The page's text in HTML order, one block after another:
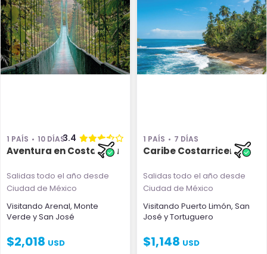
1 PAÍS 10 DÍAS3.4
Aventura en Costa Rica
Salidas todo el año desde
Ciudad de México
Visitando Arenal, Monte
Verde ySan José
$2,018 USD
1 PAÍS 7 DÍAS
Caribe Costarricense
Salidas todo el año desde
Ciudad de México
Visitando Puerto Limón, San
José yTortuguero
$1,148 USD